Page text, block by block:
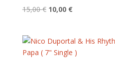
15,00€ Le
était :
15,00 €.
10,00 €Le
est :
10,00 €.